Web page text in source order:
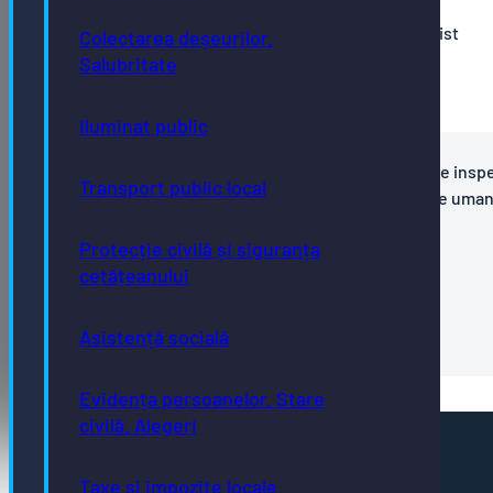
Colectarea deșeurilor.
Salubritate
Iluminat public
Transport public local
Protecție civilă și siguranța
cetățeanului
Asistență socială
Evidența persoanelor. Stare
civilă. Alegeri
Taxe și impozite locale
Anunț concurs medic stomatolog/dentist specialist
Bibliografie și tematică
Concurs pentru ocuparea unui post contractual de
de specialitate debutant în cadrul Biroului resurse
nedeterminată
Anunț concurs
Formulare concurs